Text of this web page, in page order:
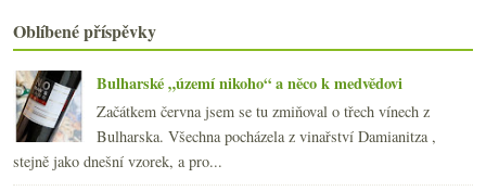
23x Rulandské modré 2003
Odjíždím, neplačte…
Výsledky ankety „Z bílých odrůd nejčastěji popíjím...
Cabernetem z vinoték do zelinářství
Rudý jezdec – „Cheval Franc“
Suši a Bourgogne „Cuvée Gerard Potel“ 2005
První domácí chleba
Oblíbené příspěvky
Bulharské „území nikoho“ a něco k medvědovi
Začátkem června jsem se tu zmiňoval o třech vínech z
Bulharska. Všechna pocházela z vinařství Damianitza ,
stejně jako dnešní vzorek, a pro...